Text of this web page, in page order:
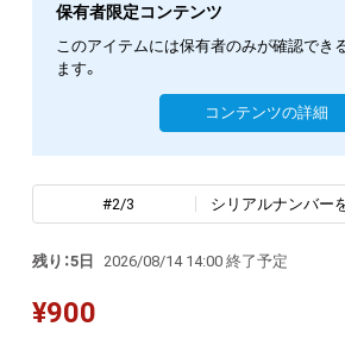
保有者限定コンテンツ
このアイテムには保有者のみが確認でき
ます。
コンテンツの詳細
#2/3 シリアルナンバー
残り：5日 2026/08/14 14:00 終了予定
¥900